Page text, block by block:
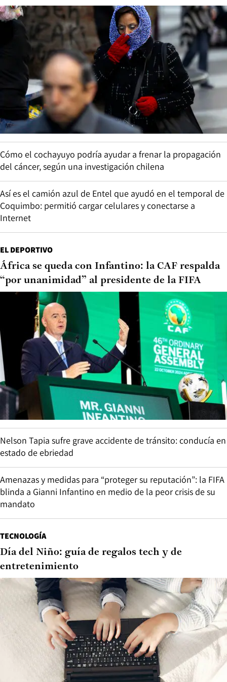
Cómo el cochayuyo podría ayudar a frenar la propagación
del cáncer, según una investigación chilena
Así es el camión azul de Entel que ayudó en el temporal de
Coquimbo: permitió cargar celulares y conectarse a
Internet
EL DEPORTIVO
África se queda con Infantino: la CAF respalda
“por unanimidad” al presidente de la FIFA
Nelson Tapia sufre grave accidente de tránsito: conducía en
estado de ebriedad
Amenazas y medidas para “proteger su reputación”: la FIFA
blinda a Gianni Infantino en medio de la peor crisis de su
mandato
TECNOLOGÍA
Día del Niño: guía de regalos tech y de
entretenimiento